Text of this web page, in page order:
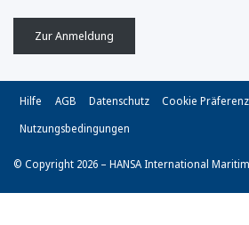
Zur Anmeldung
© Copyright 2026 – HANSA International
Hilfe AGB Datenschutz Cookie Präferenz
Nutzungsbedingungen